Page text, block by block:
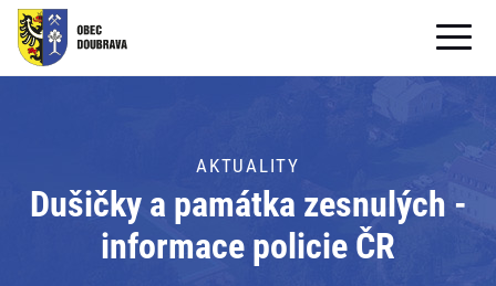
OBECNÍ ÚŘAD
PRO OBČANY
Formuláře ke stažení
AKTUALITY
Dušičky a památka zesnulých -
informace policie ČR